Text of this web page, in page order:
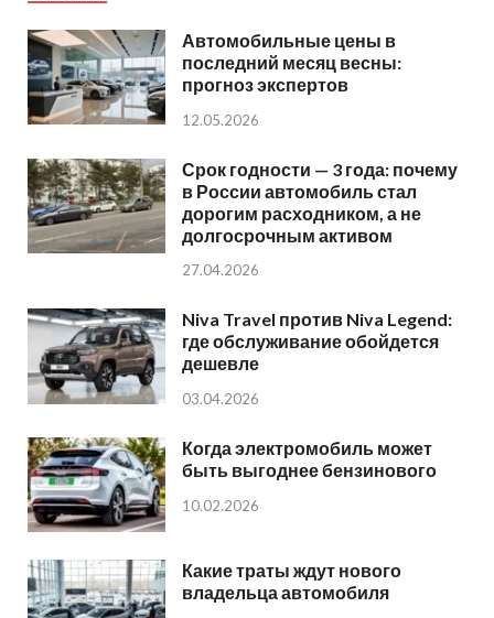
Автомобильные цены в
последний месяц весны:
прогноз экспертов
12.05.2026
Срок годности — 3 года: почему
в России автомобиль стал
дорогим расходником, а не
долгосрочным активом
27.04.2026
Niva Travel против Niva Legend:
где обслуживание обойдется
дешевле
03.04.2026
Когда электромобиль может
быть выгоднее бензинового
10.02.2026
Какие траты ждут нового
владельца автомобиля